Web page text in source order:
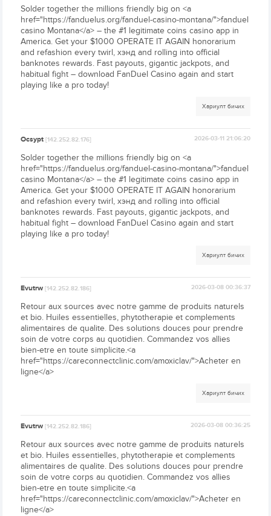
Solder together the millions friendly big on <a
href="https://fanduelus.org/fanduel-casino-montana/">fanduel
casino Montana</a> – the #1 legitimate coins casino app in
America. Get your $1000 OPERATE IT AGAIN honorarium
and refashion every twirl, хэнд and rolling into official
banknotes rewards. Fast payouts, gigantic jackpots, and
habitual fight – download FanDuel Casino again and start
playing like a pro today!
Хариулт бичих
Ocsypt[142.252.82.176] 2026-03-11 21:06:20
Solder together the millions friendly big on <a
href="https://fanduelus.org/fanduel-casino-montana/">fanduel
casino Montana</a> – the #1 legitimate coins casino app in
America. Get your $1000 OPERATE IT AGAIN honorarium
and refashion every twirl, хэнд and rolling into official
banknotes rewards. Fast payouts, gigantic jackpots, and
habitual fight – download FanDuel Casino again and start
playing like a pro today!
Хариулт бичих
Evutrw[142.252.82.186] 2026-03-08 00:36:37
Retour aux sources avec notre gamme de produits naturels
et bio. Huiles essentielles, phytotherapie et complements
alimentaires de qualite. Des solutions douces pour prendre
soin de votre corps au quotidien. Commandez vos allies
bien-etre en toute simplicite.<a
href="https://careconnectclinic.com/amoxiclav/">Acheter en
ligne</a>
Хариулт бичих
Evutrw[142.252.82.186] 2026-03-08 00:36:25
Retour aux sources avec notre gamme de produits naturels
et bio. Huiles essentielles, phytotherapie et complements
alimentaires de qualite. Des solutions douces pour prendre
soin de votre corps au quotidien. Commandez vos allies
bien-etre en toute simplicite.<a
href="https://careconnectclinic.com/amoxiclav/">Acheter en
ligne</a>